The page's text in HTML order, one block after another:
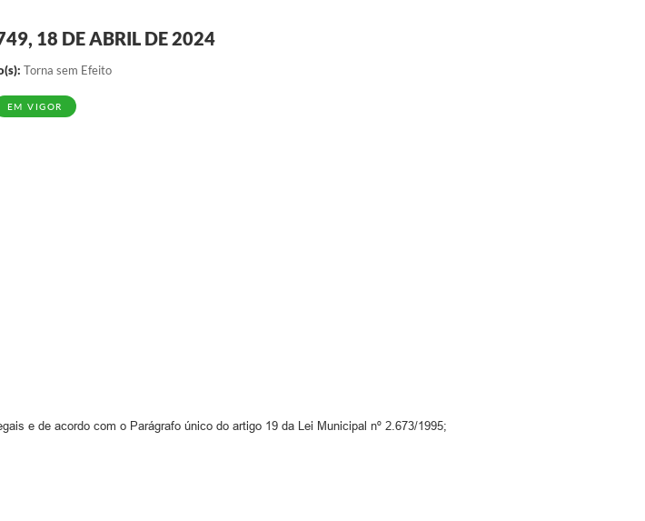
18 DE ABRIL DE 2024
Torna sem Efeito
EM VIGOR
e de acordo com o Parágrafo único do artigo 19 da Lei Municipal nº 2.673/1995;